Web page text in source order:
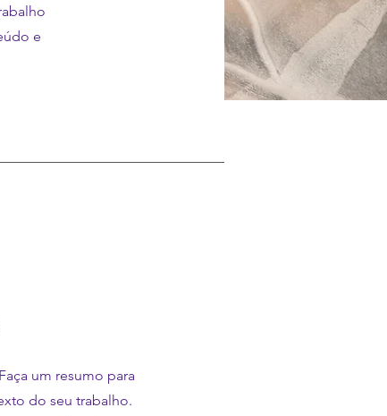
e
um resumo para
do seu trabalho.